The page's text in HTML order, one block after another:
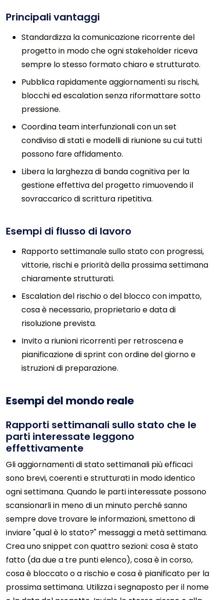
Principali vantaggi
Standardizza la comunicazione ricorrente del
progetto in modo che ogni stakeholder riceva
sempre lo stesso formato chiaro e strutturato.
Pubblica rapidamente aggiornamenti su rischi,
blocchi ed escalation senza riformattare sotto
pressione.
Coordina team interfunzionali con un set
condiviso di stati e modelli di riunione su cui tutti
possono fare affidamento.
Libera la larghezza di banda cognitiva per la
gestione effettiva del progetto rimuovendo il
sovraccarico di scrittura ripetitiva.
Esempi di flusso di lavoro
Rapporto settimanale sullo stato con progressi,
vittorie, rischi e priorità della prossima settimana
chiaramente strutturati.
Escalation del rischio o del blocco con impatto,
cosa è necessario, proprietario e data di
risoluzione prevista.
Invito a riunioni ricorrenti per retroscena e
pianificazione di sprint con ordine del giorno e
istruzioni di preparazione.
Esempi del mondo reale
Rapporti settimanali sullo stato che le
parti interessate leggono
effettivamente
Gli aggiornamenti di stato settimanali più efficaci
sono brevi, coerenti e strutturati in modo identico
ogni settimana. Quando le parti interessate possono
scansionarli in meno di un minuto perché sanno
sempre dove trovare le informazioni, smettono di
inviare "qual è lo stato?" messaggi a metà settimana.
Crea uno snippet con quattro sezioni: cosa è stato
fatto (da due a tre punti elenco), cosa è in corso,
cosa è bloccato o a rischio e cosa è pianificato per la
prossima settimana. Utilizza i segnaposto per il nome